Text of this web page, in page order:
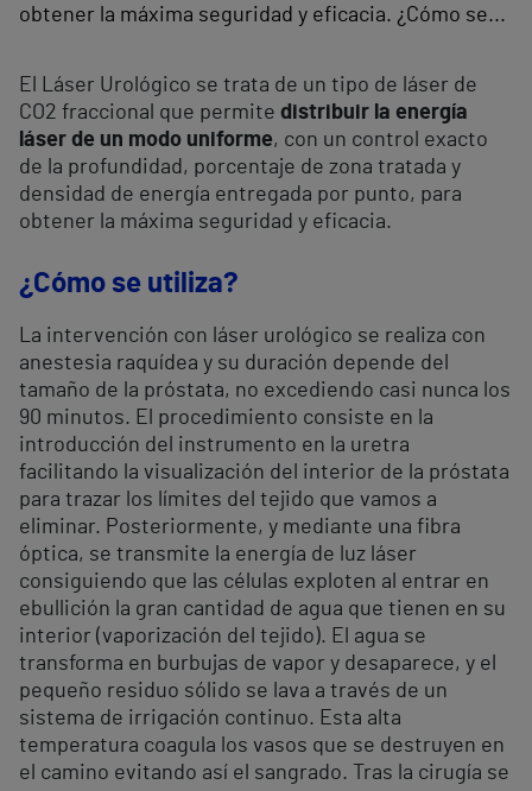
obtener la máxima seguridad y eficacia. ¿Cómo se...
El Láser Urológico se trata de un tipo de láser de
CO2 fraccional que permite distribuir la energía
láser de un modo uniforme, con un control exacto
de la profundidad, porcentaje de zona tratada y
densidad de energía entregada por punto, para
obtener la máxima seguridad y eficacia.
¿Cómo se utiliza?
La intervención con láser urológico se realiza con
anestesia raquídea y su duración depende del
tamaño de la próstata, no excediendo casi nunca los
90 minutos. El procedimiento consiste en la
introducción del instrumento en la uretra
facilitando la visualización del interior de la próstata
para trazar los límites del tejido que vamos a
eliminar. Posteriormente, y mediante una fibra
óptica, se transmite la energía de luz láser
consiguiendo que las células exploten al entrar en
ebullición la gran cantidad de agua que tienen en su
interior (vaporización del tejido). El agua se
transforma en burbujas de vapor y desaparece, y el
pequeño residuo sólido se lava a través de un
sistema de irrigación continuo. Esta alta
temperatura coagula los vasos que se destruyen en
el camino evitando así el sangrado. Tras la cirugía se